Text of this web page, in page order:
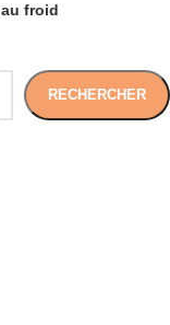
froid
RECHERCHER